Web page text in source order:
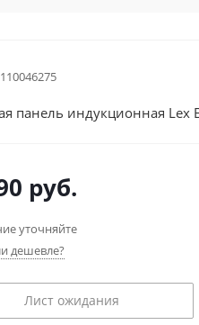
110046275
панель индукционная Lex
руб.
уточняйте
дешевле?
Лист ожидания